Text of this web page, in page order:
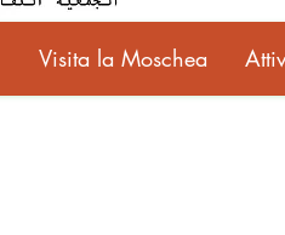
Visita la Moschea